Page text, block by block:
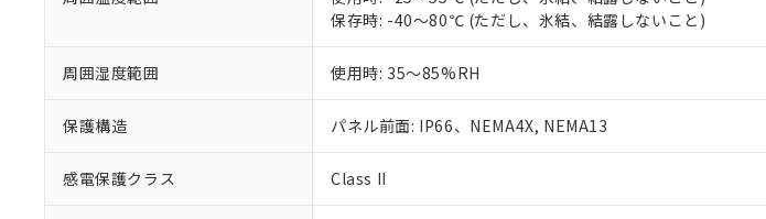
保存時: -40～80℃ (ただし、氷結、結露しないこと)
周囲湿度範囲 使用時: 35～85%RH
保護構造 パネル前面: IP66、NEMA4X, NEMA13
感電保護クラス Class II